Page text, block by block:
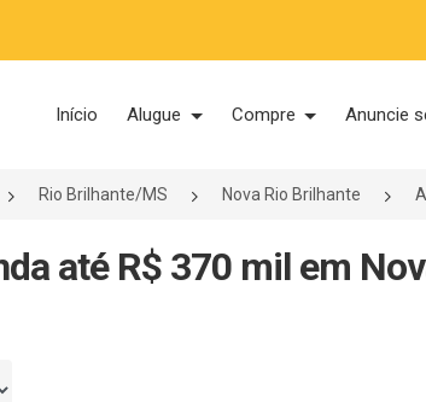
Início Alugue Compre Anuncie
Rio Brilhante/MS Nova Rio Brilhante
até R$ 370 mil em